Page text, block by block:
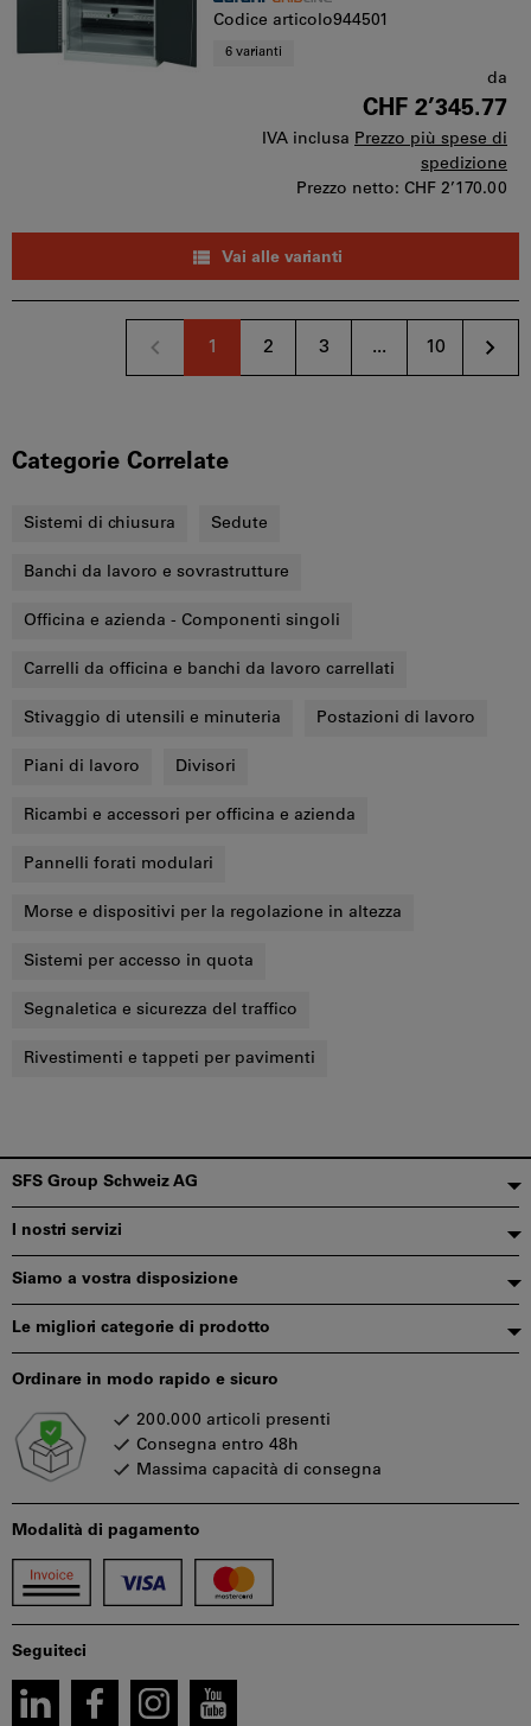
Codice articolo944501
6 varianti
da
CHF 2’345.77
IVA inclusa Prezzo più spese di
spedizione
Prezzo netto: CHF 2’170.00
Vai alle varianti
1 2 3 ... 10
Categorie Correlate
Sistemi di chiusura Sedute
Banchi da lavoro e sovrastrutture
Officina e azienda - Componenti singoli
Carrelli da officina e banchi da lavoro carrellati
Stivaggio di utensili e minuteria Postazioni di lavoro
Piani di lavoro Divisori
Ricambi e accessori per officina e azienda
Pannelli forati modulari
Morse e dispositivi per la regolazione in altezza
Sistemi per accesso in quota
Segnaletica e sicurezza del traffico
Rivestimenti e tappeti per pavimenti
Piè
di
pagina
SFS Group Schweiz AG
I nostri servizi
Siamo a vostra disposizione
Le migliori categorie di prodotto
Seguiteci
Modalità di pagamento
Ordinare in modo rapido e sicuro
200.000 articoli presenti
Consegna entro 48h
Massima capacità di consegna